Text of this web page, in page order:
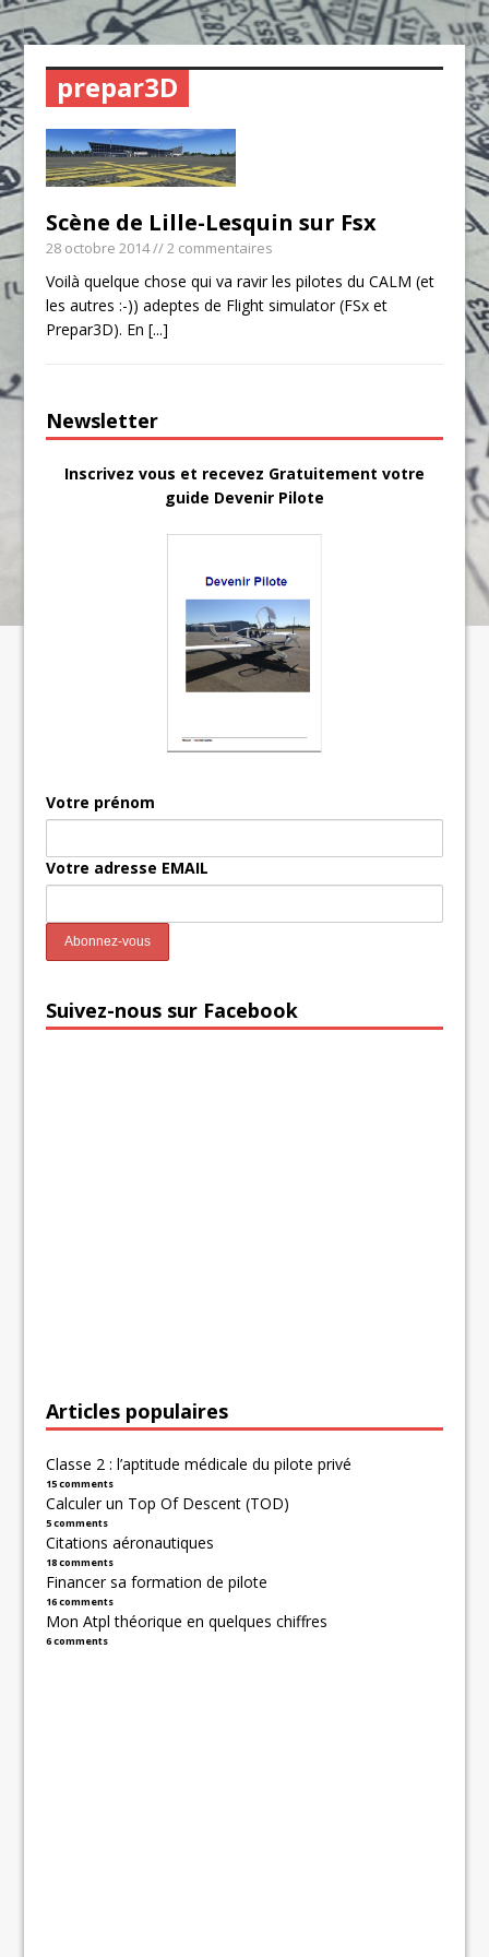
prepar3D
Scène de Lille-Lesquin sur Fsx
28 octobre 2014// 2 commentaires
Voilà quelque chose qui va ravir les pilotes du CALM (et
les autres :-)) adeptes de Flight simulator (FSx et
Prepar3D). En[...]
Newsletter
Inscrivez vous et recevez Gratuitement votre
guide Devenir Pilote
Votre prénom
Votre adresse EMAIL
Suivez-nous sur Facebook
Articles populaires
Classe 2 : l’aptitude médicale du pilote privé
15 comments
Calculer un Top Of Descent (TOD)
5 comments
Citations aéronautiques
18 comments
Financer sa formation de pilote
16 comments
Mon Atpl théorique en quelques chiffres
6 comments